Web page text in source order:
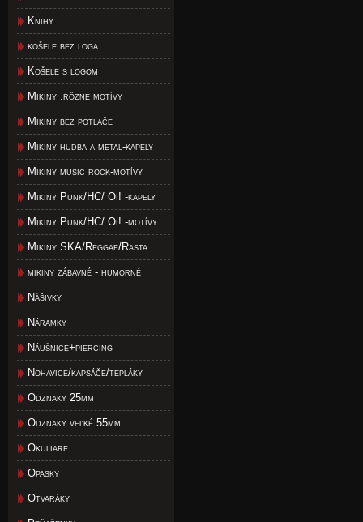
Knihy
košele bez loga
Košele s logom
Mikiny .rôzne motívy
Mikiny bez potlače
Mikiny hudba a metal-kapely
Mikiny music rock-motívy
Mikiny Punk/HC/ Oi! -kapely
Mikiny Punk/HC/ Oi! -motívy
Mikiny SKA/Reggae/Rasta
mikiny zábavné - humorné
Nášivky
Náramky
Náušnice+piercing
Nohavice/kapsáče/tepláky
Odznaky 25mm
Odznaky veľké 55mm
Okuliare
Opasky
Otvaráky